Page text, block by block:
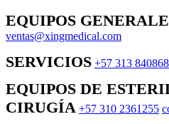
EQUIPOS
ventas@xingmedical.com
SERVICIOS +57 313
EQUIPOS DE
CIRUGÍA +57 310 2361255